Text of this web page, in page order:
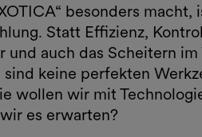
besonders
Statt Effizienz,
und auch das Scheitern
sind keine perfekten
wollen wir mit
es erwarten?